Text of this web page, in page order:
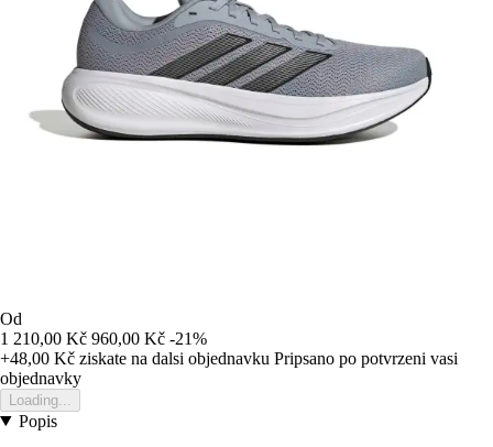
Od
1 210,00 Kč 960,00 Kč -21%
+48,00 Kč ziskate na dalsi objednavku Pripsano po potvrzeni vasi
objednavky
Loading...
Popis